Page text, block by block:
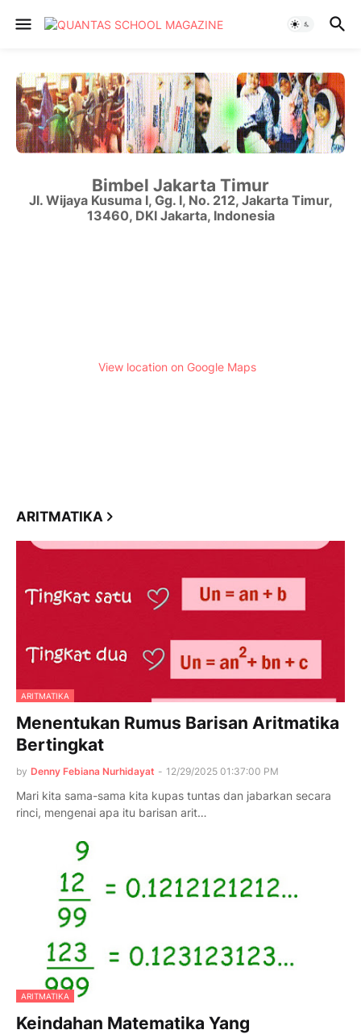
Bimbel Jakarta Timur
Jl. Wijaya Kusuma I, Gg. I, No. 212, Jakarta Timur,
13460, DKI Jakarta, Indonesia
View location on Google Maps
ARITMATIKA
ARITMATIKA
Menentukan Rumus Barisan Aritmatika
Bertingkat
by Denny Febiana Nurhidayat - 12/29/2025 01:37:00 PM
Mari kita sama-sama kita kupas tuntas dan jabarkan secara
rinci, mengenai apa itu barisan arit…
ARITMATIKA
Keindahan Matematika Yang